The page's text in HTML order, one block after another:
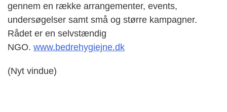
gennem en række arrangementer, events,
undersøgelser samt små og større kampagner.
Rådet er en selvstændig
NGO. www.bedrehygiejne.dk
(Nyt vindue)